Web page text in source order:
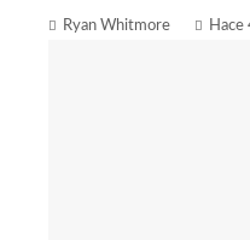
Ryan Whitmore Hace